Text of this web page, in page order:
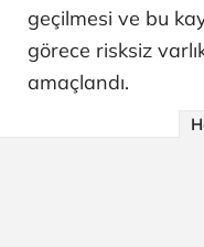
geçilmesi ve bu
görece risksiz
amaçlandı.